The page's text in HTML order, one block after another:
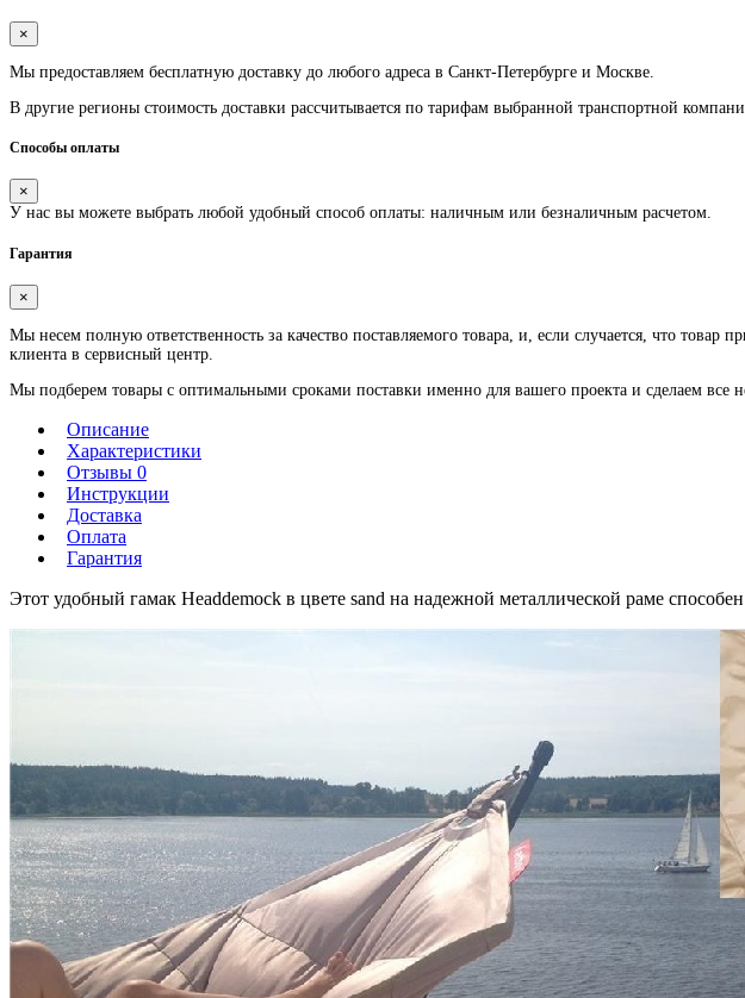
×
Мы предоставляем бесплатную доставку до любого адреса в Санкт-Петербурге и Москве.
В другие регионы стоимость доставки рассчитывается по тарифам выбранной транспортной
Способы оплаты
×
У нас вы можете выбрать любой удобный способ оплаты: наличным или безналичным расчетом.
Гарантия
×
Мы несем полную ответственность за качество поставляемого товара, и, если случается, что
клиента в сервисный центр.
Мы подберем товары с оптимальными сроками поставки именно для вашего проекта и сделаем все
Описание
Характеристики
Отзывы 0
Инструкции
Доставка
Оплата
Гарантия
Этот удобный гамак Headdemock в цвете sand на надежной металлической раме